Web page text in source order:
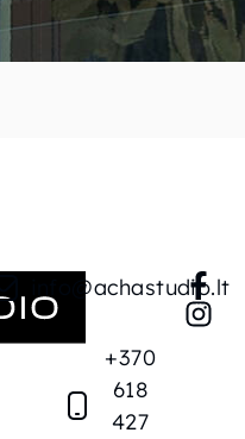
info@achastudio.lt
+370
618
427